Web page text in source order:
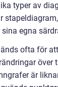
typer av
egna
ofta för
över
är